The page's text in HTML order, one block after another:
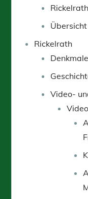
Rickelrath
Video-